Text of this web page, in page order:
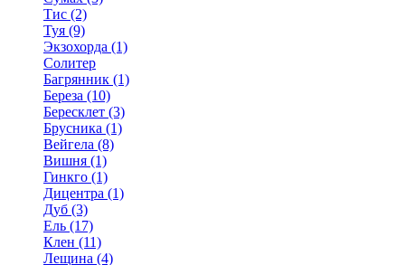
Тис (2)
Туя (9)
Экзохорда (1)
Солитер
Багрянник (1)
Береза (10)
Бересклет (3)
Брусника (1)
Вейгела (8)
Вишня (1)
Гинкго (1)
Дицентра (1)
Дуб (3)
Ель (17)
Клен (11)
Лещина (4)